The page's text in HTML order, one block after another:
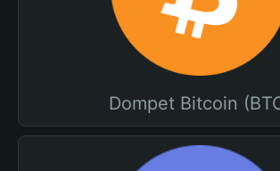
Dompet Bitcoin